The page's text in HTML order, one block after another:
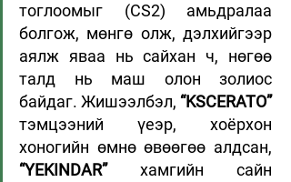
тоглоомыг (CS2) амьдралаа
болгож, мөнгө олж, дэлхийгээр
аялж яваа нь сайхан ч, нөгөө
талд нь маш олон золиос
байдаг. Жишээлбэл, “KSCERATO”
тэмцээний үеэр, хоёрхон
“YEKINDAR” хамгийн сайн